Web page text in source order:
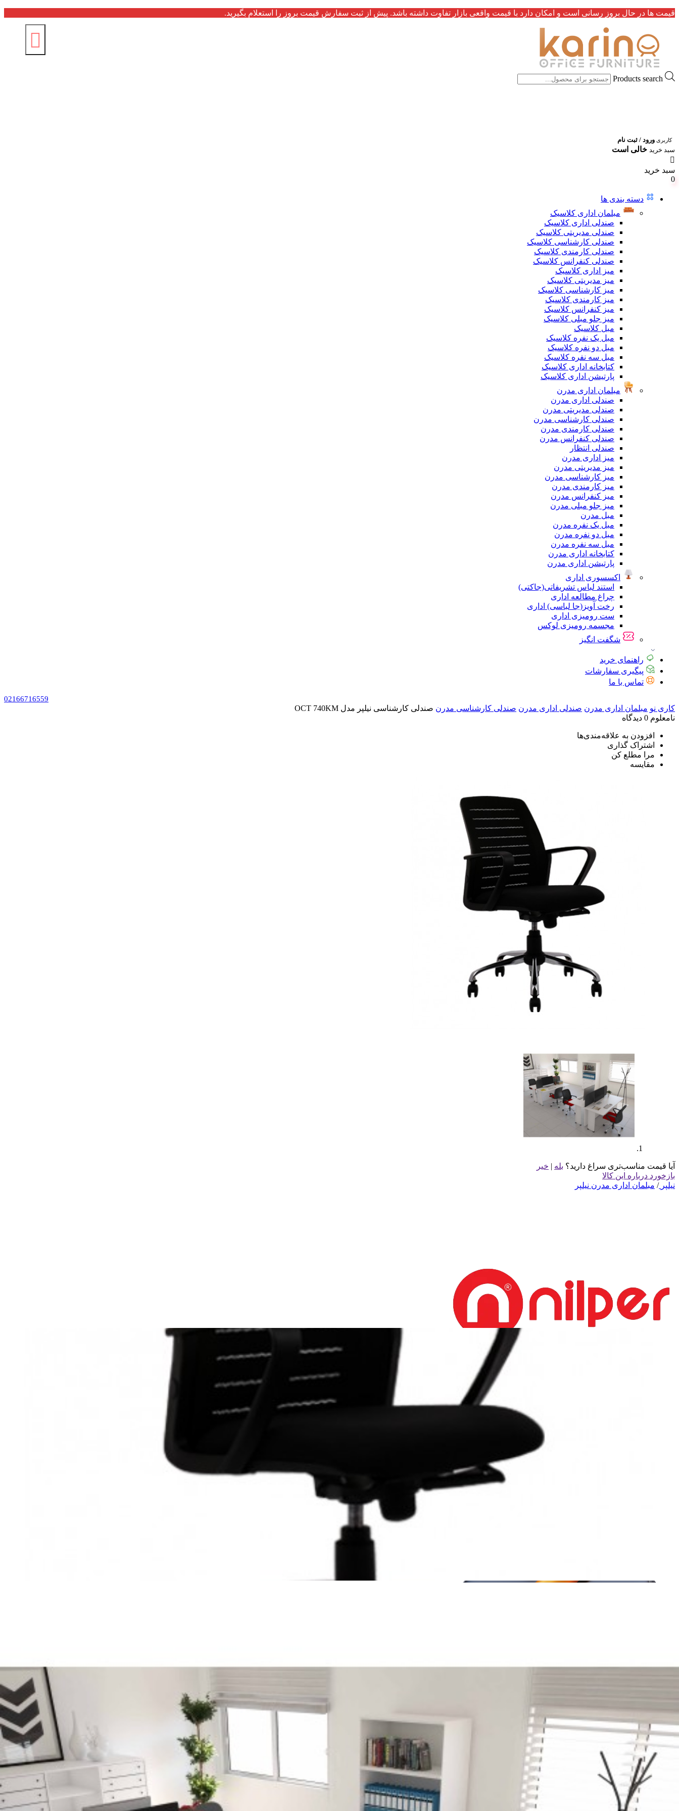
قیمت ها در حال بروز رسانی است و امکان دارد با قیمت واقعی بازار تفاوت داشته باشد. پیش از ثبت سفارش قیمت بروز را استعلام بگیرید.
Products search
کاربری ورود / ثبت نام
سبد خرید خالی است
سبد خرید
0
دسته بندی ها
مبلمان اداری کلاسیک
صندلی اداری کلاسیک
صندلی مدیریتی کلاسیک
صندلی کارشناسی کلاسیک
صندلی کارمندی کلاسیک
صندلی کنفرانس کلاسیک
میز اداری کلاسیک
میز مدیریتی کلاسیک
میز کارشناسی کلاسیک
میز کارمندی کلاسیک
میز کنفرانس کلاسیک
میز جلو مبلی کلاسیک
مبل کلاسیک
مبل یک نفره کلاسیک
مبل دو نفره کلاسیک
مبل سه نفره کلاسیک
کتابخانه اداری کلاسیک
پارتیشن اداری کلاسیک
مبلمان اداری مدرن
صندلی اداری مدرن
صندلی مدیریتی مدرن
صندلی کارشناسی مدرن
صندلی کارمندی مدرن
صندلی کنفرانس مدرن
صندلی انتظار
میز اداری مدرن
میز مدیریتی مدرن
میز کارشناسی مدرن
میز کارمندی مدرن
میز کنفرانس مدرن
میز جلو مبلی مدرن
مبل مدرن
مبل یک نفره مدرن
مبل دو نفره مدرن
مبل سه نفره مدرن
کتابخانه اداری مدرن
پارتیشن اداری مدرن
اکسسوری اداری
استند لباس تشریفاتی(جاکتی)
چراغ مطالعه اداری
رخت آویز(جا لباسی) اداری
ست رومیزی اداری
مجسمه رومیزی لوکس
شگفت انگیز
راهنمای خرید
پیگیری سفارشات
تماس با ما
02166716559
کاری نو مبلمان اداری مدرن صندلی اداری مدرن صندلی کارشناسی مدرن صندلی کارشناسی نیلپر مدل OCT 740KM
نامعلوم 0 دیدگاه
افزودن به علاقه‌مندی‌ها
اشتراک گذاری
مرا مطلع کن
مقایسه
آیا قیمت مناسب‌تری سراغ دارید؟ بله | خیر
بازخورد درباره این کالا
نیلپر / مبلمان اداری مدرن نیلپر
صندلی کارشناسی نیلپر مدل OCT 740KM
زمان آماده سازی و تحویل سفارش ها
کالاهای موجود در انبار فروشگاه پس از خرید تحویل می گردد.(این کالاها با تگ تحویل فوری مشخص شده اند.)
جهت استعلام موجودی کالاها و خرید با تعداد بالا با شماره 02166716559 تماس بگیرید.